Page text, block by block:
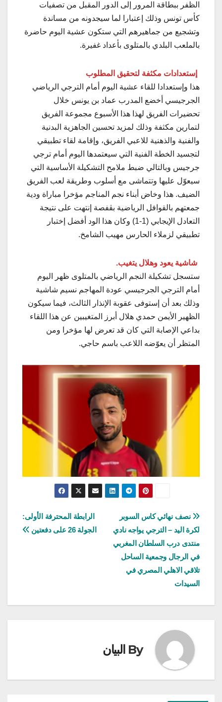
الظفر ببطاقة المرور إلى الدور المقبل من تصفيات
كأس تونس وذلك إعتبارا لما سيجدونه من مساندة
وتشجيع من جماهيرهم التي ستكون عشية اليوم حاضرة
بالملعب البلدي بالمتلوى بأعداد غفيرة.
إستعدادات مكثفة لتحقيق المطلوب
هذا وإستعدادا للقاء عشية اليوم أمام الترجي الرياضي
الجرجيسي أخضع المدرب عماد بن يونس خلال
تحضيرات الفريق لهذا هذا الأسبوع مجموعة الفريق
لتمارين مكثفة وذلك لمزيد تحسين الجاهزية البدنية
والفنية والذهنية للاعبي الفريق، وإقامة لقاء تطبيقي
لتجسيد الخطة الفنية التي سيعتمدها اليوم أمام ترجي
جرجيس وبالتالي ضبط ملامح التشكيلة الأساسية التي
سيعوّل عليها وتتماشى مع أسلوب وطريقة لعب الفريق
الضيف. هذا وخاض أبناء نجم المناجم مؤخرا مباراة ودية
جمعتهم بالقوافل الرياضية بڨفصة إنتهت على نتيجة
التعادل الإيجابي (1-1) وكان هذا الود أفضل إختبار
تطبيقي لزملاء الحارس مهيب الشامخ.
شاشية يعود وهلال يتغيب.
ستسجل تشكيلة النجم الرياضي بالمتلوى ظهر اليوم
أمام الترجي الجرجيسي عودة المهاجم نسيم شاشية
وذلك بعد أن إستوفى عقوبة الإنذار الثالث، فيما سيكون
الظهير الأيمن حمدي هلال أبرز المتغيبين عن هذا اللقاء
بداعي الإصابة التي كان قد تعرض لها مؤخرا ومن
المتظر أن يعوّضه اللاعب باسم حاجي.
تصفّح
المقالات
الرابطة المحترفة الأولى:
الجولة 26 على دفعتين
نصف نهائي كاس السوبر
لكرة اليد – الترجي يواجه نادي
منتدى درب السلطان المغربي
في الرجال وجمعية الساحل
تلاقي الاهلي المصري في
السيدات
By البيان